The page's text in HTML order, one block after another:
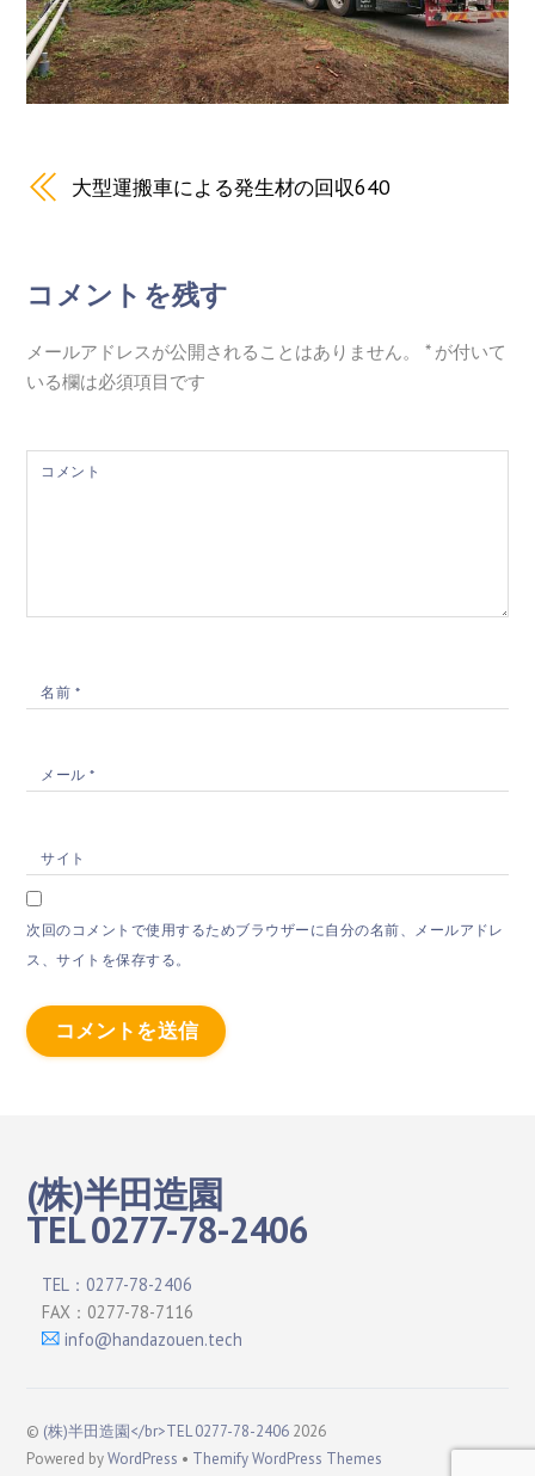
大型運搬車による発生材の回収640
コメントを残す
メールアドレスが公開されることはありません。 *が付いて
いる欄は必須項目です
コメント
名前 *
メール*
サイト
次回のコメントで使用するためブラウザーに自分の名前、メールアドレ
ス、サイトを保存する。
(株)半田造園
TEL 0277-78-2406
TEL：0277-78-2406
FAX：0277-78-7116
info@handazouen.tech
© (株)半田造園</br>TEL 0277-78-2406 2026
Powered byWordPress • Themify WordPress Themes